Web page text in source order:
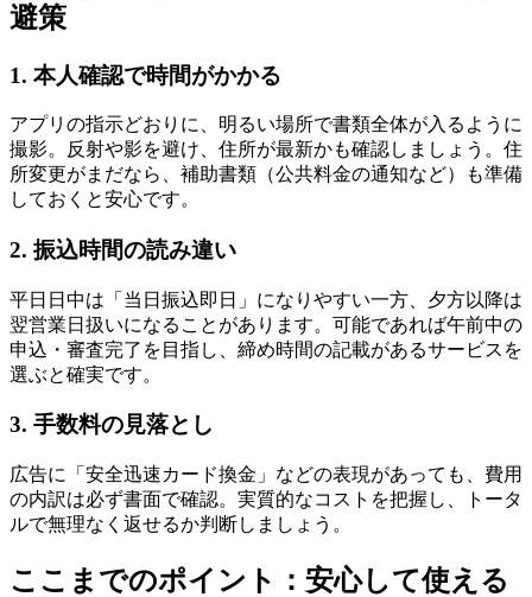
避策
1. 本人確認で時間がかかる
アプリの指示どおりに、明るい場所で書類全体が入るように
撮影。反射や影を避け、住所が最新かも確認しましょう。住
所変更がまだなら、補助書類（公共料金の通知など）も準備
しておくと安心です。
2. 振込時間の読み違い
平日日中は「当日振込即日」になりやすい一方、夕方以降は
翌営業日扱いになることがあります。可能であれば午前中の
申込・審査完了を目指し、締め時間の記載があるサービスを
選ぶと確実です。
3. 手数料の見落とし
広告に「安全迅速カード換金」などの表現があっても、費用
の内訳は必ず書面で確認。実質的なコストを把握し、トータ
ルで無理なく返せるか判断しましょう。
ここまでのポイント：安心して使える